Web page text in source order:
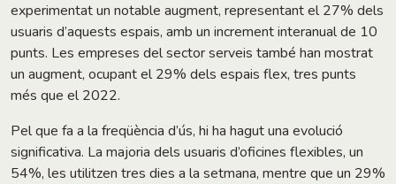
experimentat un notable augment, representant el 27% dels
usuaris d’aquests espais, amb un increment interanual de 10
punts. Les empreses del sector serveis també han mostrat
un augment, ocupant el 29% dels espais flex, tres punts
més que el 2022.
Pel que fa a la freqüència d’ús, hi ha hagut una evolució
significativa. La majoria dels usuaris d’oficines flexibles, un
54%, les utilitzen tres dies a la setmana, mentre que un 29%